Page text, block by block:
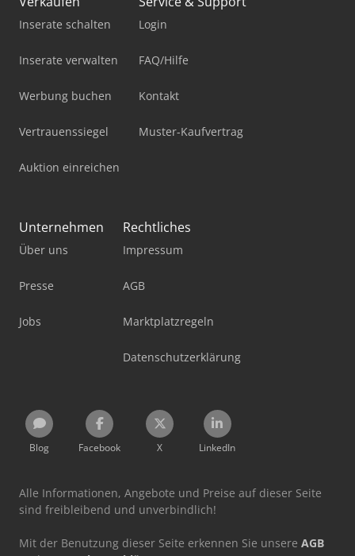
Inserate schalten
Inserate verwalten
Werbung buchen
Vertrauenssiegel
Auktion einreichen
Login
FAQ/Hilfe
Kontakt
Muster-Kaufvertrag
Unternehmen
Über uns
Presse
Jobs
Rechtliches
Impressum
AGB
Marktplatzregeln
Datenschutzerklärung
Blog Facebook X LinkedIn
Alle Informationen, Angebote und Preise auf dieser Seite
sind freibleibend und unverbindlich!
Mit der Benutzung dieser Seite erkennen Sie unsere AGB